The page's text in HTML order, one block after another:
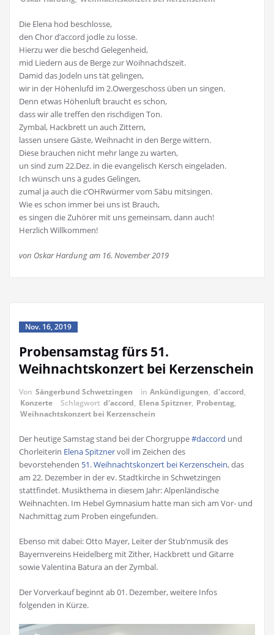
Die Elena hod beschlosse,
den Chor d’accord jodle zu losse.
Hierzu wer die beschd Gelegenheid,
mid Liedern aus de Berge zur Woihnachdszeit.
Damid das Jodeln uns tät gelingen,
wir in der Höhenlufd im 2.Owergeschoss üben un singen.
Denn etwas Höhenluft braucht es schon,
dass wir alle treffen den rischdigen Ton.
Zymbal, Hackbrett un auch Zittern,
lassen unsere Gäste, Weihnacht in den Berge wittern.
Diese brauchen nicht mehr lange zu warten,
un sind zum 22.Dez. in die evangelisch Kersch eingeladen.
Ich wünsch uns ä gudes Gelingen,
zumal ja auch die c’OHRwürmer vom Säbu mitsingen.
Wie es schon immer bei uns ist Brauch,
es singen die Zuhörer mit uns gemeinsam, dann auch!
Herzlich Willkommen!
von Oskar Hardung am 16. November 2019
Nov. 16, 2019
Probensamstag fürs 51.
Weihnachtskonzert bei Kerzenschein
Von Sängerbund Schwetzingen in Ankündigungen, d'accord,
Konzerte
Schlagwort d'accord, Elena Spitzner, Probentag,
Weihnachtskonzert bei Kerzenschein
Der heutige Samstag stand bei der Chorgruppe#daccord und
Chorleiterin Elena Spitznervoll im Zeichen des
bevorstehenden 51. Weihnachtskonzert bei Kerzenschein, das
am 22. Dezember in der ev. Stadtkirche in Schwetzingen
stattfindet. Musikthema in diesem Jahr: Alpenländische
Weihnachten. Im Hebel Gymnasium hatte man sich am Vor- und
Nachmittag zum Proben eingefunden.
Ebenso mit dabei: Otto Mayer, Leiter der Stub’nmusik des
Bayernvereins Heidelberg mit Zither, Hackbrett und Gitarre
sowie Valentina Batura an der Zymbal.
Der Vorverkauf beginnt ab 01. Dezember, weitere Infos
folgenden in Kürze.